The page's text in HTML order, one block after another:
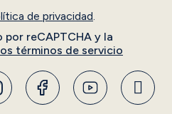
de privacidad.
reCAPTCHA y la
términos de servicio